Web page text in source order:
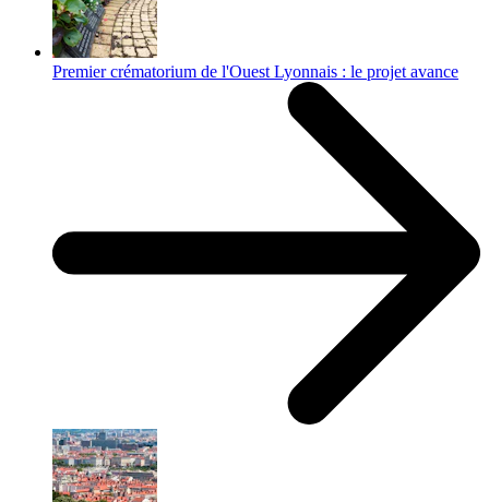
Premier crématorium de l'Ouest Lyonnais : le projet avance